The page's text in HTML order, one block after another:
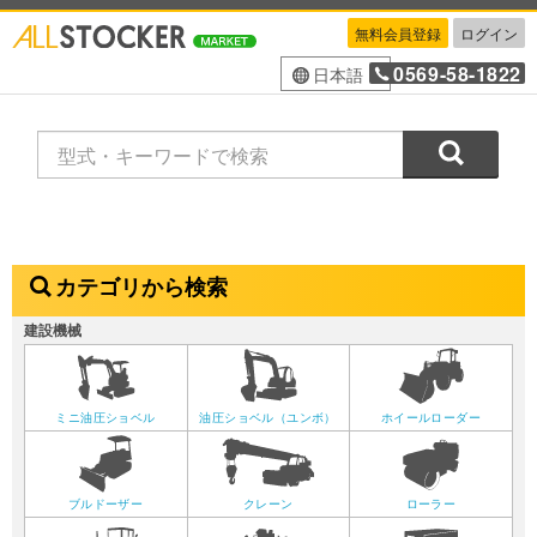
無料会員登録 ログイン
日本語 0569-58-1822
カテゴリから検索
建設機械
ミニ油圧ショベル 油圧ショベル（ユンボ） ホイールローダー
ブルドーザー クレーン ローラー